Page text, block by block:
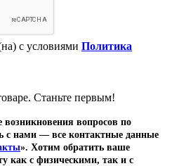
с условиями Политика
Станьте первым!
вопросов по
с нами — все контактные данные
». Хотим обратить ваше
как с физическими, так и с